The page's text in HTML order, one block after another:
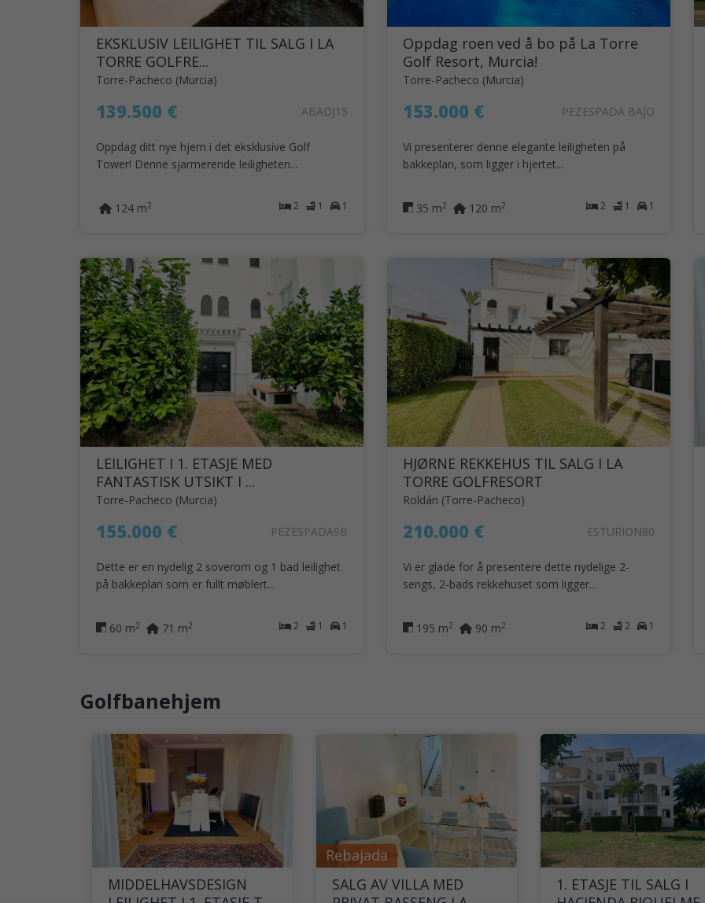
EKSKLUSIV LEILIGHET TIL SALG I LA
TORRE GOLFRE...
Torre-Pacheco (Murcia)
139.500 € ABADJ15
Oppdag ditt nye hjem i det eksklusive Golf
Tower! Denne sjarmerende leiligheten...
2 1 1
124 m2
Oppdag roen ved å bo på La Torre
Golf Resort, Murcia!
Torre-Pacheco (Murcia)
153.000 € PEZESPADA BAJO
Vi presenterer denne elegante leiligheten på
bakkeplan, som ligger i hjertet...
2 1 1
35 m2 120 m2
LEILIGHET I 1. ETASJE MED
FANTASTISK UTSIKT I ...
Torre-Pacheco (Murcia)
155.000 € PEZESPADA9B
Dette er en nydelig 2 soverom og 1 bad leilighet
på bakkeplan som er fullt møblert...
2 1 1
60 m2 71 m2
HJØRNE REKKEHUS TIL SALG I LA
TORRE GOLFRESORT
Roldán (Torre-Pacheco)
210.000 € ESTURION80
Vi er glade for å presentere dette nydelige 2-
sengs, 2-bads rekkehuset som ligger...
2 2 1
195 m2 90 m2
Golfbanehjem
MIDDELHAVSDESIGN
Rebajada
SALG AV VILLA MED
1. ETASJE TIL SALG I